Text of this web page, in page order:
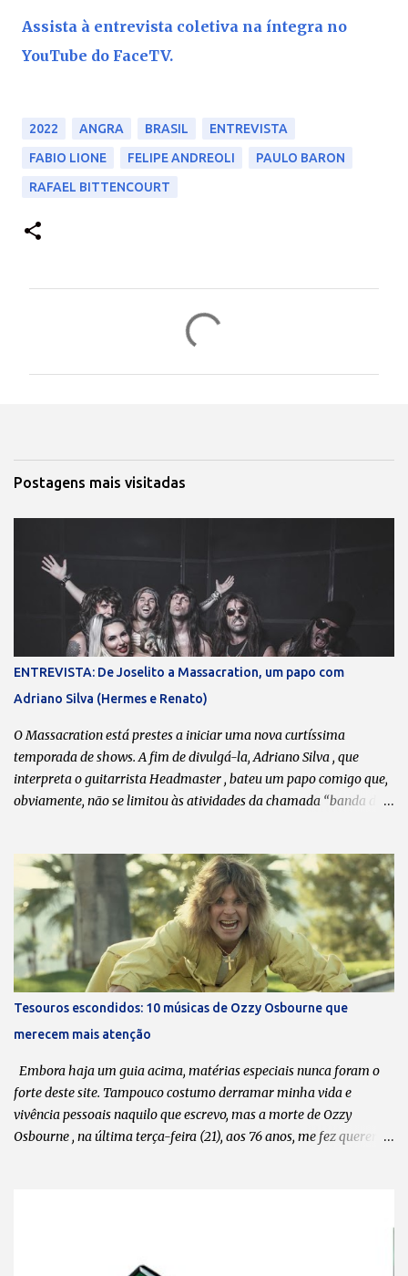
Assista à entrevista coletiva na íntegra no
YouTube do FaceTV.
2022 ANGRA BRASIL
ENTREVISTA
FABIO LIONE
FELIPE ANDREOLI
PAULO BARON
RAFAEL BITTENCOURT
i
Postagens mais visitadas
ENTREVISTA: De Joselito a Massacration, um papo com
Adriano Silva (Hermes e Renato)
O Massacration está prestes a iniciar uma nova curtíssima
temporada de shows. A fim de divulgá-la, Adriano Silva , que
interpreta o guitarrista Headmaster , bateu um papo comigo que,
obviamente, não se limitou às atividades da chamada “banda da
Massacration são as agendas de vocês. Sempre que coincide de
todos terem um “tempinho”, vocês se reúnem, lançam uma música
nova e/ou fazem uma série de shows. A última música data de
2020. Pode-se dizer que está ficando cada vez mais difícil encaixar
o Massacration nas agendas? Todos sabem que o Massacration é
um projeto em paralelo ao Hermes e Renato, que é o nosso foco
principal. Mas a gente está sempre desenvolvendo ideias, tentando
produzir músicas novas e videoclipes. O processo criativo do
Massacration passa muito pelo do Hermes e Renato. Apesar de ser
música, a gente trata como esquetes, mas realmente é um pouco
mais...
Tesouros escondidos: 10 músicas de Ozzy Osbourne que
merecem mais atenção
Embora haja um guia acima, matérias especiais nunca foram o
forte deste site. Tampouco costumo derramar minha vida e
vivência pessoais naquilo que escrevo, mas a morte de Ozzy
Osbourne , na última terça-feira (21), aos 76 anos, me fez querer
esta lista tem como critério, pura e simplesmente, o meu gosto